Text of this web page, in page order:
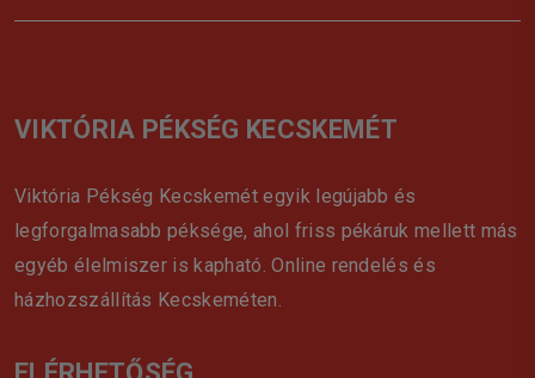
VIKTÓRIA PÉKSÉG KECSKEMÉT
Viktória Pékség Kecskemét egyik legújabb és
legforgalmasabb péksége, ahol friss pékáruk mellett más
egyéb élelmiszer is kapható. Online rendelés és
házhozszállítás Kecskeméten.